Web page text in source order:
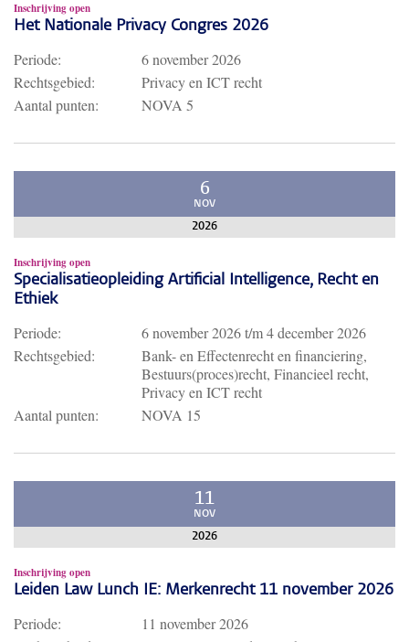
Inschrijving open
Het Nationale Privacy Congres 2026
Periode:
6 november 2026
Rechtsgebied:
Privacy en ICT recht
Aantal punten:
NOVA 5
6
NOV
2026
Inschrijving open
Specialisatieopleiding Artificial Intelligence, Recht en
Ethiek
Periode: 6 november 2026t/m4 december 2026
Rechtsgebied:
Bank- en Effectenrecht en financiering,
Bestuurs(proces)recht, Financieel recht,
Privacy en ICT recht
Aantal punten:
NOVA 15
11
NOV
2026
Inschrijving open
Leiden Law Lunch IE: Merkenrecht 11 november 2026
Periode:
11 november 2026